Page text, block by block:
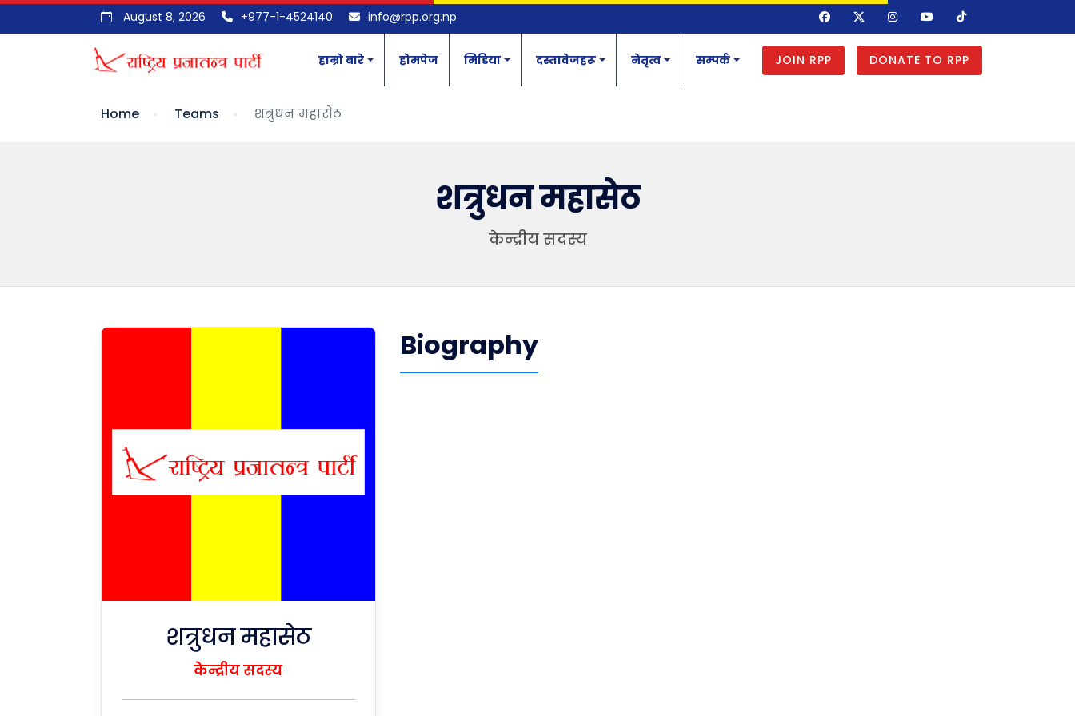
August 8, 2026 +977-1-4524140 info@rpp.org.np
हाम्रो बारे होमपेज मिडिया दस्तावेजहरू नेतृत्व सम्पर्क JOIN RPP DONATE TO RPP
Home Teams शत्रुधन महासेठ
शत्रुधन महासेठ
केन्द्रीय सदस्य
शत्रुधन महासेठ
केन्द्रीय सदस्य
Biography